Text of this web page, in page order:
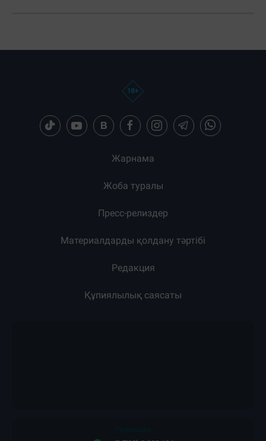
Жарнама
Жоба туралы
Пресс-релиздер
Материалдарды қолдану тәртібі
Редакция
Құпиялылық саясаты